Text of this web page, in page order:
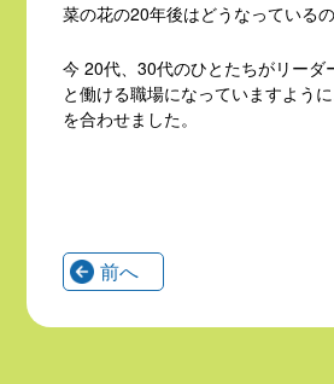
菜の花の20年後はどうなっているの
今 20代、30代のひとたちがリーダ
と働ける職場になっていますよう
を合わせました。
前へ